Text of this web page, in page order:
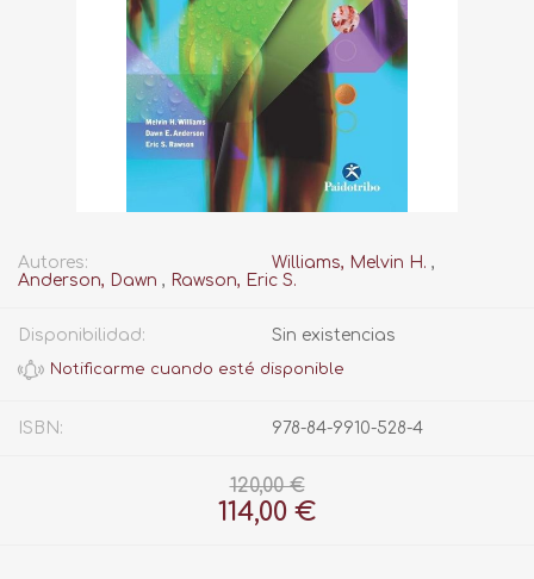
Autores: Williams, Melvin H. ,
Anderson, Dawn , Rawson, Eric S.
Disponibilidad: Sin existencias
ISBN: 978-84-9910-528-4
120,00 €
114,00 €